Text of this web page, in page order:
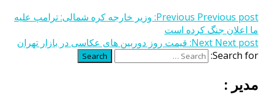
Previous Previous post:
وزیر خارجه کره شمالی: ترامپ علیه
ما اعلان جنگ کرده است
Next Next post:
قیمت روز دوربین های عکاسی در بازار تهران
Search for:
Search
مدیر :